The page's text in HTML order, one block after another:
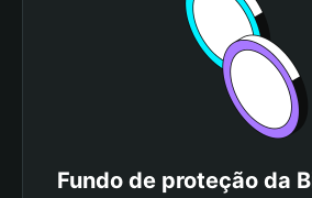
Fundo de proteção da